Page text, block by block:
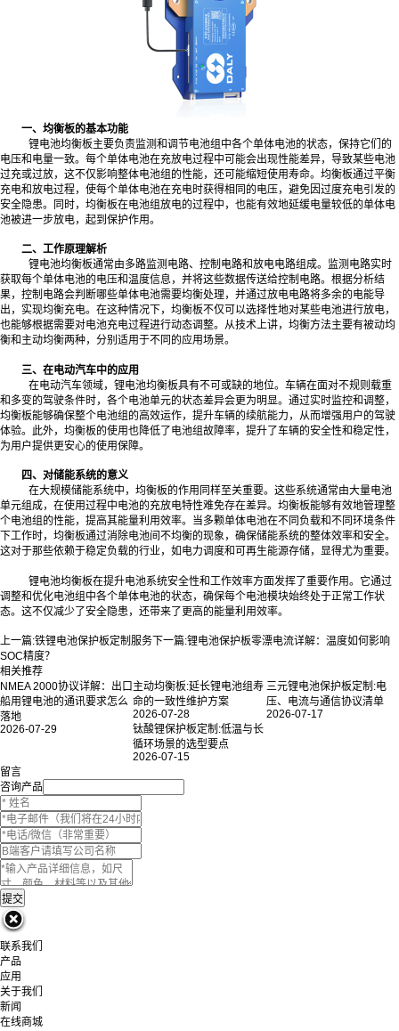
一、均衡板的基本功能
锂电池均衡板主要负责监测和调节电池组中各个单体电池的状态，保持它们的
电压和电量一致。每个单体电池在充放电过程中可能会出现性能差异，导致某些电池
过充或过放，这不仅影响整体电池组的性能，还可能缩短使用寿命。均衡板通过平衡
充电和放电过程，使每个单体电池在充电时获得相同的电压，避免因过度充电引发的
安全隐患。同时，均衡板在电池组放电的过程中，也能有效地延缓电量较低的单体电
池被进一步放电，起到保护作用。
二、工作原理解析
锂电池均衡板通常由多路监测电路、控制电路和放电电路组成。监测电路实时
获取每个单体电池的电压和温度信息，并将这些数据传送给控制电路。根据分析结
果，控制电路会判断哪些单体电池需要均衡处理，并通过放电电路将多余的电能导
出，实现均衡充电。在这种情况下，均衡板不仅可以选择性地对某些电池进行放电，
也能够根据需要对电池充电过程进行动态调整。从技术上讲，均衡方法主要有被动均
衡和主动均衡两种，分别适用于不同的应用场景。
三、在电动汽车中的应用
在电动汽车领域，锂电池均衡板具有不可或缺的地位。车辆在面对不规则载重
和多变的驾驶条件时，各个电池单元的状态差异会更为明显。通过实时监控和调整，
均衡板能够确保整个电池组的高效运作，提升车辆的续航能力，从而增强用户的驾驶
体验。此外，均衡板的使用也降低了电池组故障率，提升了车辆的安全性和稳定性，
为用户提供更安心的使用保障。
四、对储能系统的意义
在大规模储能系统中，均衡板的作用同样至关重要。这些系统通常由大量电池
单元组成，在使用过程中电池的充放电特性难免存在差异。均衡板能够有效地管理整
个电池组的性能，提高其能量利用效率。当多颗单体电池在不同负载和不同环境条件
下工作时，均衡板通过消除电池间不均衡的现象，确保储能系统的整体效率和安全。
这对于那些依赖于稳定负载的行业，如电力调度和可再生能源存储，显得尤为重要。
锂电池均衡板在提升电池系统安全性和工作效率方面发挥了重要作用。它通过
调整和优化电池组中各个单体电池的状态，确保每个电池模块始终处于正常工作状
态。这不仅减少了安全隐患，还带来了更高的能量利用效率。
上一篇:铁锂电池保护板定制服务 下一篇:锂电池保护板零漂电流详解：温度如何影响
SOC精度？
相关推荐
NMEA 2000协议详解：出口
船用锂电池的通讯要求怎么
落地
2026-07-29
主动均衡板:延长锂电池组寿
命的一致性维护方案
2026-07-28
三元锂电池保护板定制:电
压、电流与通信协议清单
2026-07-17
钛酸锂保护板定制:低温与长
循环场景的选型要点
2026-07-15
留言
咨询产品
联系我们
产品
应用
关于我们
新闻
在线商城